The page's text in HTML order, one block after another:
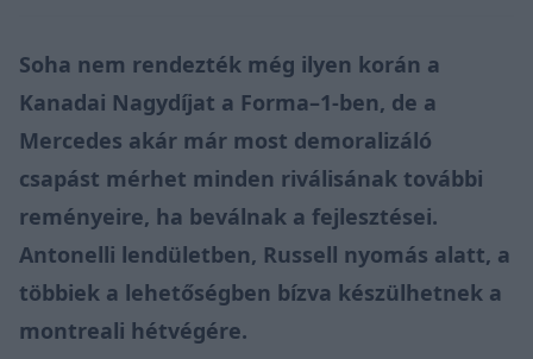
Soha nem rendezték még ilyen korán a
Kanadai Nagydíjat a Forma–1-ben, de a
Mercedes akár már most demoralizáló
csapást mérhet minden riválisának további
reményeire, ha beválnak a fejlesztései.
Antonelli lendületben, Russell nyomás alatt, a
többiek a lehetőségben bízva készülhetnek a
montreali hétvégére.